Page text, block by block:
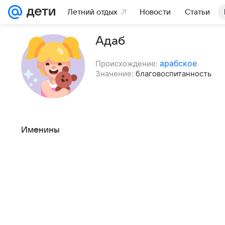
Летний отдых Новости Статьи
Адаб
Происхождение: арабское
Значение: благовоспитанность
Именины